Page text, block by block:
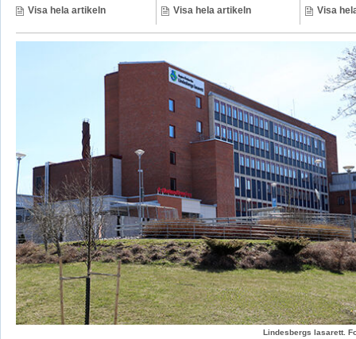
Visa hela artikeln Visa hela artikeln Visa
Lindesbergs lasarett.